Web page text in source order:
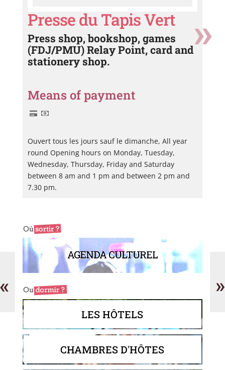
« »
Presse du Tapis Vert
Press shop, bookshop, games
(FDJ/PMU) Relay Point, card and
stationery shop.
Means of payment
Ouvert tous les jours sauf le dimanche, All year
round Opening hours on Monday, Tuesday,
Wednesday, Thursday, Friday and Saturday
between 8 am and 1 pm and between 2 pm and
7.30 pm.
AGENDA CULTUREL
LES HÔTELS
CHAMBRES D'HÔTES